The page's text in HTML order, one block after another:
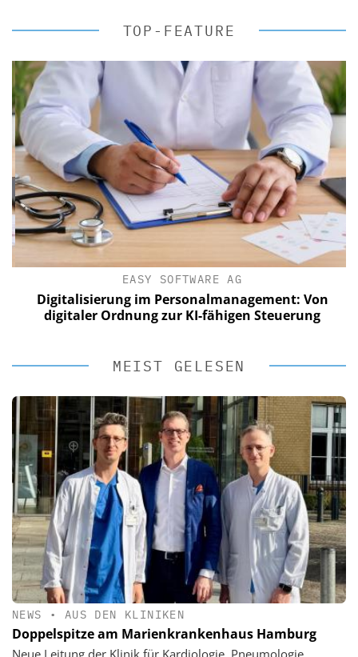
TOP-FEATURE
EASY SOFTWARE AG
Digitalisierung im Personalmanagement: Von
digitaler Ordnung zur KI-fähigen Steuerung
MEIST GELESEN
NEWS • AUS DEN KLINIKEN
Doppelspitze am Marienkrankenhaus Hamburg